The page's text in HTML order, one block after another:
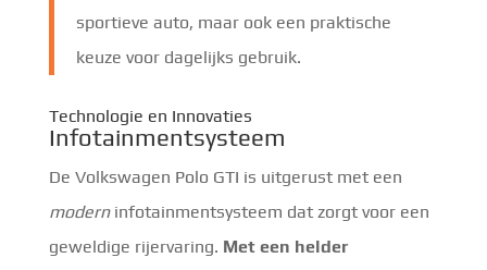
sportieve auto, maar ook een praktische
keuze voor dagelijks gebruik.
Technologie en Innovaties
Infotainmentsysteem
De Volkswagen Polo GTI is uitgerust met een
moderninfotainmentsysteem dat zorgt voor een
geweldige rijervaring. Met een helder